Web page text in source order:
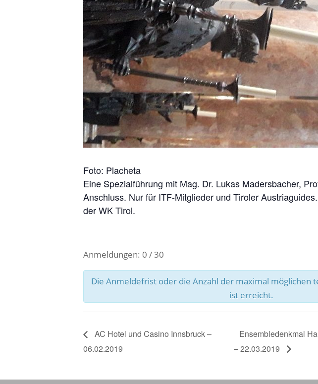
Foto: Placheta
Eine Spezialführung mit Mag. Dr. Lukas Madersbacher,
Anschluss. Nur für ITF-Mitglieder und Tiroler
der WK Tirol.
Anmeldungen: 0 / 30
Die Anmeldefrist oder die Anzahl der maximal möglichen
ist erreicht.
AC Hotel und Casino Innsbruck –
06.02.2019
Ensembledenkmal
– 22.03.2019